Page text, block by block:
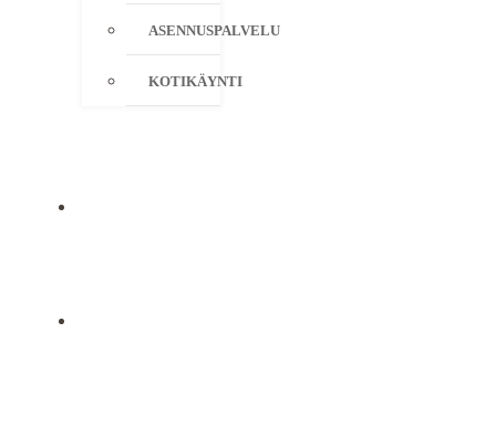
ASENNUSPALVELU
KOTIKÄYNTI